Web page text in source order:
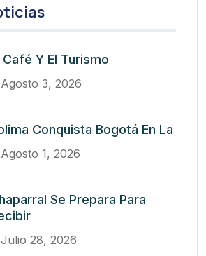
Café Y El Turismo
Agosto 3, 2026
Conquista Bogotá En La
Agosto 1, 2026
Se Prepara Para
Julio 28, 2026